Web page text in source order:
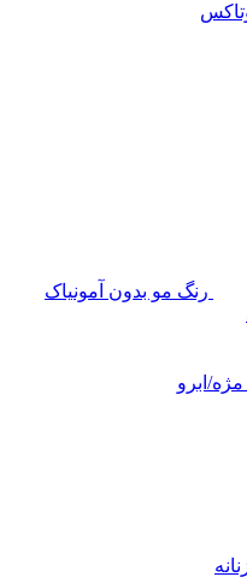
رنگ مو بدون آمونیاک
ابرو